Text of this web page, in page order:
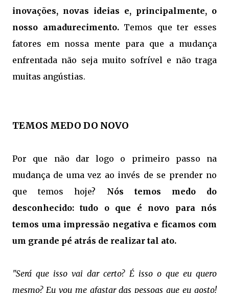
inovações, novas ideias e, principalmente, o
nosso amadurecimento.Temos que ter esses
fatores em nossa mente para que a mudança
enfrentada não seja muito sofrível e não traga
muitas angústias.
TEMOS MEDO DO NOVO
Por que não dar logo o primeiro passo na
mudança de uma vez ao invés de se prender no
que temos hoje? Nós temos medo do
desconhecido: tudo o que é novo para nós
temos uma impressão negativa e ficamos com
um grande pé atrás de realizar tal ato.
"Será que isso vai dar certo? É isso o que eu quero
mesmo? Eu vou me afastar das pessoas que eu gosto!